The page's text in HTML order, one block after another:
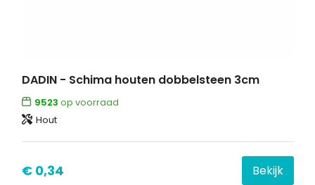
DADIN - Schima houten dobbelsteen 3cm
9523 op voorraad
Hout
€ 0,34 Bekijk